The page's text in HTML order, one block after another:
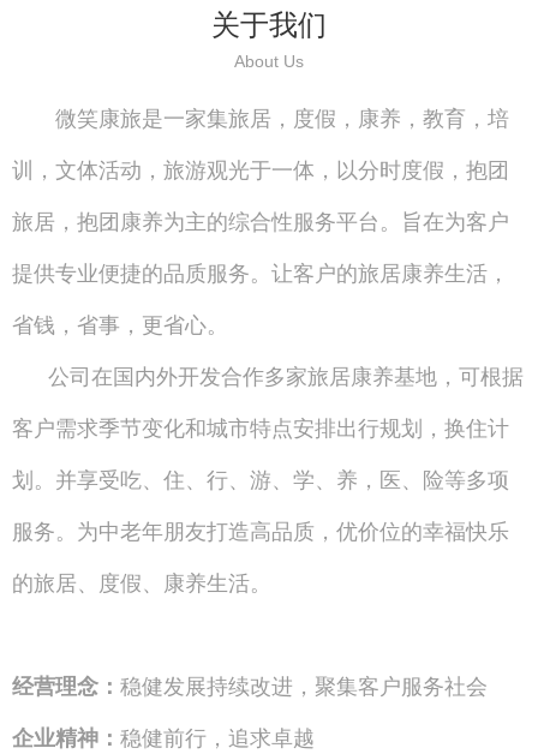
关于我们
About Us
微笑康旅是一家集旅居，度假，康养，教育，培
训，文体活动，旅游观光于一体，以分时度假，抱团
旅居，抱团康养为主的综合性服务平台。旨在为客户
提供专业便捷的品质服务。让客户的旅居康养生活，
省钱，省事，更省心。
公司在国内外开发合作多家旅居康养基地，可根据
客户需求季节变化和城市特点安排出行规划，换住计
划。并享受吃、住、行、游、学、养，医、险等多项
服务。为中老年朋友打造高品质，优价位的幸福快乐
的旅居、度假、康养生活。
经营理念： 稳健发展持续改进，聚集客户服务社会
企业精神： 稳健前行，追求卓越